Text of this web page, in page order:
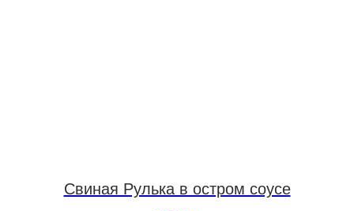
Свиная Рулька в остром соусе